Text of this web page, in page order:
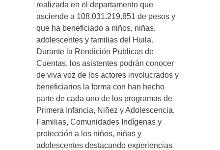
realizada en el departamento que
asciende a 108.031.219.851 de pesos y
que ha beneficiado a niños, niñas,
adolescentes y familias del Huila.
Durante la Rendición Publicas de
Cuentas, los asistentes podrán conocer
de viva voz de los actores involucrados y
beneficiarios la forma con han hecho
parte de cada uno de los programas de
Primera Infancia, Niñez y Adolescencia,
Familias, Comunidades Indígenas y
protección a los niños, niñas y
adolescentes destacando experiencias